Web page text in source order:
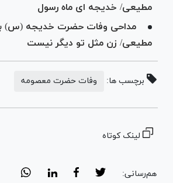
مطیعی/‌ خدیجه ای ماه رسول
مداحی وفات حضرت خدیجه (س)
مطیعی/‌ زن مثل تو دیگر نیست
برچسب ها: وفات حضرت معصومه
لینک کوتاه
هم‌رسانی: